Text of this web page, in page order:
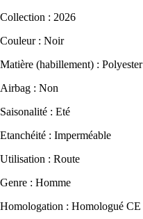
Collection : 2026
Couleur : Noir
Matière (habillement) : Polyester
Airbag : Non
Saisonalité : Eté
Etanchéité : Imperméable
Utilisation : Route
Genre : Homme
Homologation : Homologué CE